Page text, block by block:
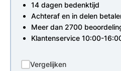
14 dagen bedenktijd
Achteraf en in delen
Meer dan 2700
Klantenservice 10:00-
Vergelijken